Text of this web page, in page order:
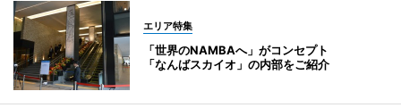
エリア特集
「世界のNAMBAへ」がコンセプト
「なんばスカイオ」の内部をご紹介